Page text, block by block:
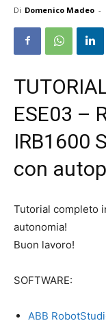
Di Domenico Madeo -
ESE03 –
IRB1600
con
Tutorial completo
autonomia!
Buon lavoro!
SOFTWARE:
ABB